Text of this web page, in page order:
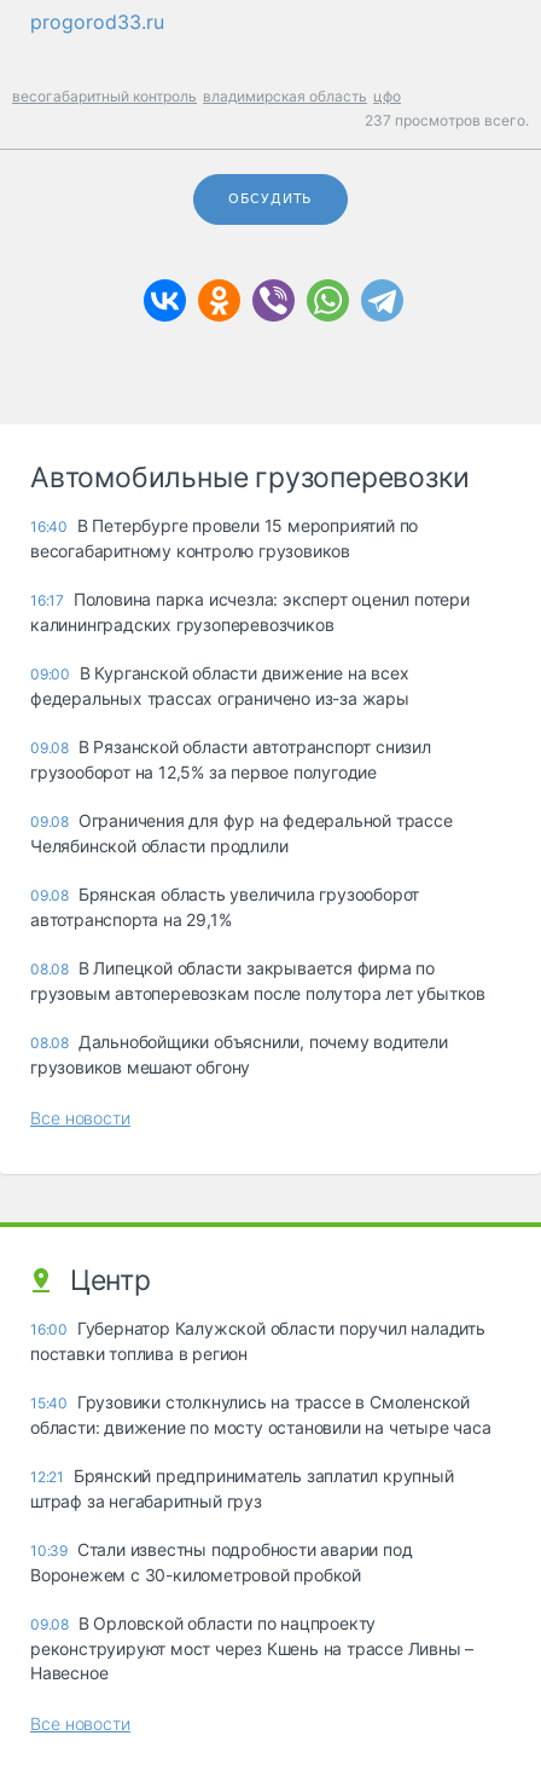
progorod33.ru
весогабаритный контроль владимирская область цфо
237 просмотров всего.
ОБСУДИТЬ
Автомобильные грузоперевозки
16:40
В Петербурге провели 15 мероприятий по
весогабаритному контролю грузовиков
16:17
Половина парка исчезла: эксперт оценил потери
калининградских грузоперевозчиков
09:00
В Курганской области движение на всех
федеральных трассах ограничено из-за жары
09.08 В Рязанской области автотранспорт снизил
грузооборот на 12,5% за первое полугодие
09.08 Ограничения для фур на федеральной трассе
Челябинской области продлили
09.08 Брянская область увеличила грузооборот
автотранспорта на 29,1%
08.08 В Липецкой области закрывается фирма по
грузовым автоперевозкам после полутора лет убытков
08.08 Дальнобойщики объяснили, почему водители
грузовиков мешают обгону
Все новости
Центр
16:00
Губернатор Калужской области поручил наладить
поставки топлива в регион
15:40
Грузовики столкнулись на трассе в Смоленской
области: движение по мосту остановили на четыре часа
12:21
Брянский предприниматель заплатил крупный
штраф за негабаритный груз
10:39 Стали известны подробности аварии под
Воронежем с 30-километровой пробкой
09.08 В Орловской области по нацпроекту
реконструируют мост через Кшень на трассе Ливны –
Навесное
Все новости